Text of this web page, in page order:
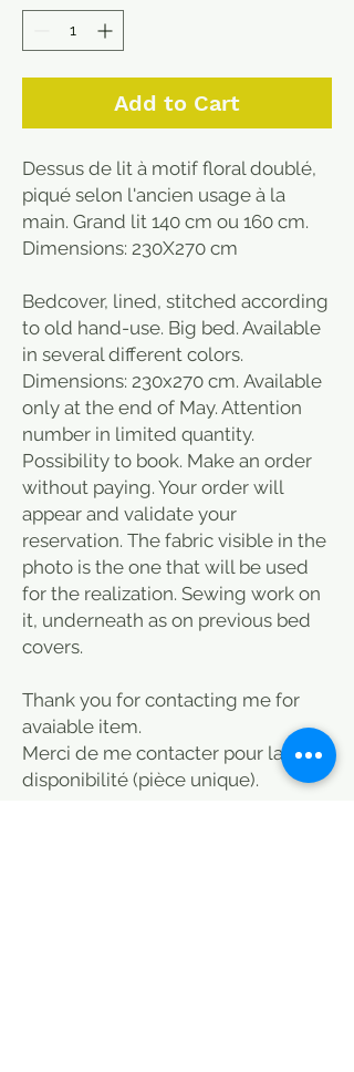
Add to Cart
Dessus de lit à motif floral doublé,
piqué selon l'ancien usage à la
main. Grand lit 140 cm ou 160 cm.
Dimensions: 230X270 cm
Bedcover, lined, stitched according
to old hand-use. Big bed. Available
in several different colors.
Dimensions: 230x270 cm. Available
only at the end of May. Attention
number in limited quantity.
Possibility to book. Make an order
without paying. Your order will
appear and validate your
reservation. The fabric visible in the
photo is the one that will be used
for the realization. Sewing work on
it, underneath as on previous bed
covers.
Thank you for contacting me for
avaiable item.
Merci de me contacter pour la
disponibilité (pièce unique).